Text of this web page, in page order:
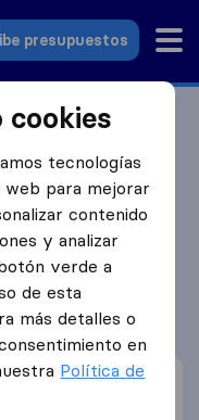
presupuestos
de Ardoz
i
de mudanzas
cookies
tecnologías
para mejorar
contenido
y analizar
verde a
de esta
más detalles o
en
Política de